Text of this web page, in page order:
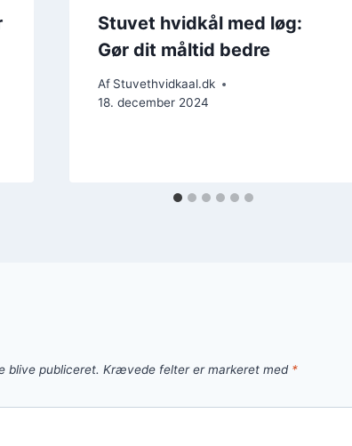
Stuvet hvidkål med løg:
Gør dit måltid bedre
Af Stuvethvidkaal.dk
18. december 2024
blive publiceret. Krævede felter er markeret med *